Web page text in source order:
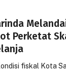
Perketat
fiskal Kota